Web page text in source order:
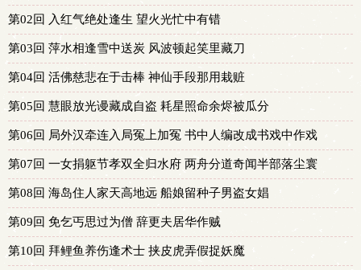
第02回 入红气绝处逢生 望火光忙中有错
第03回 萍水相逢雪中送炭 风波顿起笑里藏刀
第04回 活佛慈悲在于击棒 神仙手段那用栽赃
第05回 慧眼放光谩藏成自盗 耗星照命余烬被瓜分
第06回 局外汉牵连入局冤上加冤 书中人编改成书戏中作戏
第07回 一女捐躯节孝双全归水府 两舟分道奇闻半部落尘寰
第08回 海岛住人家天高地远 船娘留种子男盗女娼
第09回 免乞丐思过为僧 辞更夫居华作贼
第10回 拜鲤鱼养伤逢术士 挟皮虎弄假捉妖魔